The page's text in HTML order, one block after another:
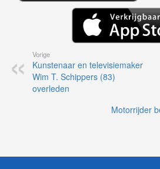
Vorige
Kunstenaar en televisiemaker
Wim T. Schippers (83)
overleden
Motorrijder